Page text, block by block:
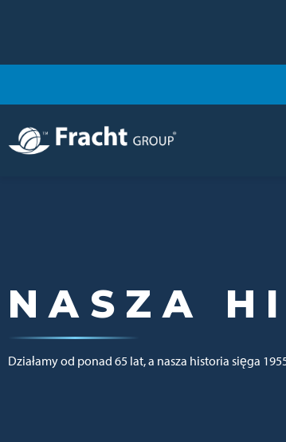
NASZA
Działamy od ponad 65 lat, a nasza historia sięga